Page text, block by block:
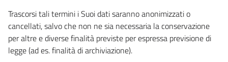
Trascorsi tali termini i Suoi dati saranno anonimizzati o
cancellati, salvo che non ne sia necessaria la conservazione
per altre e diverse finalità previste per espressa previsione di
legge (ad es. finalità di archiviazione).